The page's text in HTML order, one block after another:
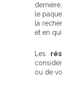
le
la
et en
Les
ou de